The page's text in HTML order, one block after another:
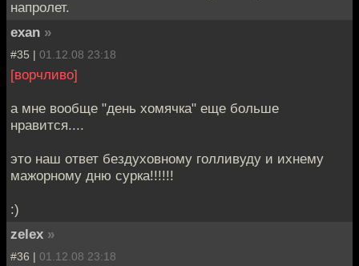
напролет.
exan »
#35 | 01.12.08 23:18
[ворчливо]
а мне вообще "день хомячка" еще больше
нравится....
это наш ответ бездуховному голливуду и ихнему
мажорному дню сурка!!!!!!
:)
zelex »
#36 | 01.12.08 23:18